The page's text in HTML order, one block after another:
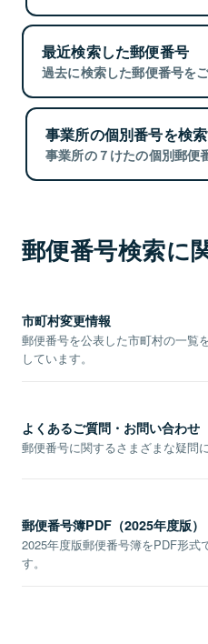
最近検索した郵便番号
過去に検索した郵便番号を
事業所の個別番号を検
事業所の７けたの個別郵便
郵便番号検索に
市町村変更情報
郵便番号を公表した市町村の一覧
しています。
よくあるご質問・お問い合わせ
郵便番号に関するさまざまな疑問
郵便番号簿PDF（2025年度版）
2025年度版郵便番号簿をPDF形式
す。